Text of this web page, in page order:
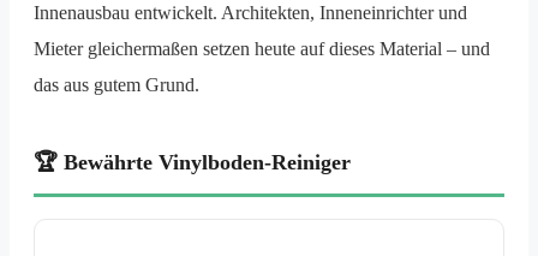
Innenausbau entwickelt. Architekten, Inneneinrichter und
Mieter gleichermaßen setzen heute auf dieses Material – und
das aus gutem Grund.
🏆 Bewährte Vinylboden-Reiniger